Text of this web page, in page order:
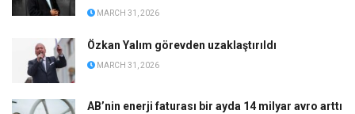
MARCH 31, 2026
Özkan Yalım görevden uzaklaştırıldı
MARCH 31, 2026
AB’nin enerji faturası bir ayda 14 milyar avro arttı